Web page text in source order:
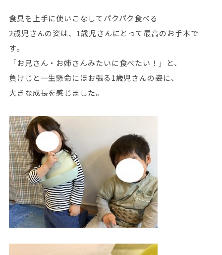
食具を上手に使いこなしてパクパク食べる
2歳児さんの姿は、1歳児さんにとって最高のお手本で
す。
「お兄さん・お姉さんみたいに食べたい！」と、
負けじと一生懸命にほお張る1歳児さんの姿に、
大きな成長を感じました。